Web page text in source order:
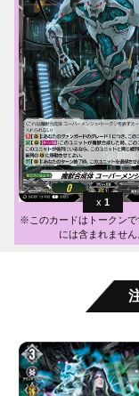
1
※このカードはトークンで
には含まれません